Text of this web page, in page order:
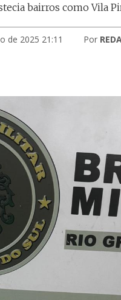
bairros como Vila
de 2025 21:11 Por